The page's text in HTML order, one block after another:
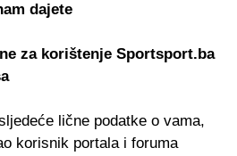
dajete
za korištenje Sportsport.ba
lične podatke o vama,
korisnik portala i foruma